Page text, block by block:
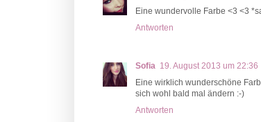
Eine wundervolle Farbe <3 <3
Antworten
Sofia 19. August 2013 um 22:36
Eine wirklich wunderschöne
sich wohl bald mal ändern :-)
Antworten